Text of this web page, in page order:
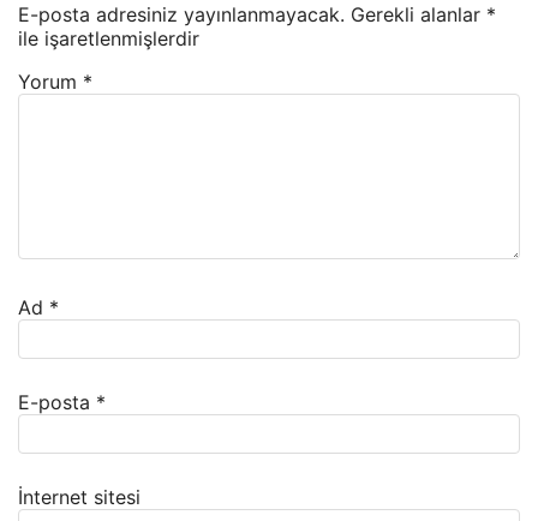
E-posta adresiniz yayınlanmayacak. Gerekli alanlar *
ile işaretlenmişlerdir
Yorum *
Ad *
E-posta *
İnternet sitesi